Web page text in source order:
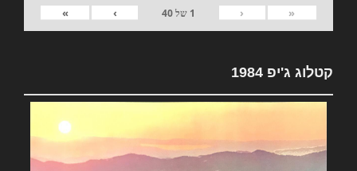
«
‹
1 של40
›
»
קטלוג ג'יפ 1984